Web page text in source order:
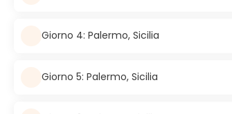
Giorno 4: Palermo, Sicilia
Giorno 5: Palermo, Sicilia